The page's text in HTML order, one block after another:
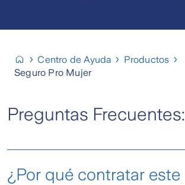
Centro de Ayuda
Productos
Seguro Pro Mujer
Preguntas Frecuentes:
¿Por qué contratar este